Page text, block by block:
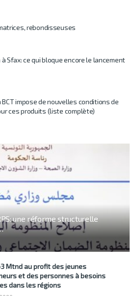
rebondisseuses
Sfax: ce qui bloque encore le lancement
impose de nouvelles conditions de
ces produits (liste complète)
une réforme structurelle
Mtnd au profit des jeunes
et des personnes à besoins
dans les régions